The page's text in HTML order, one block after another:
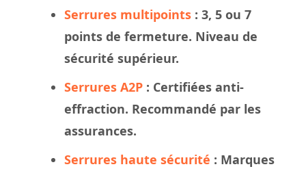
Serrures multipoints : 3, 5 ou 7
points de fermeture. Niveau de
sécurité supérieur.
Serrures A2P : Certifiées anti-
effraction. Recommandé par les
assurances.
Serrures haute sécurité : Marques